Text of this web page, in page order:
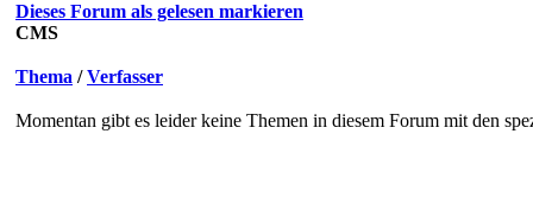
Dieses Forum als gelesen markieren
CMS
Thema /Verfasser
Momentan gibt es leider keine Themen in diesem Forum mit den